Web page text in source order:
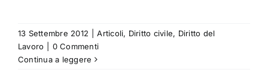
13 Settembre 2012 Articoli, Diritto civile, Diritto del
Lavoro
0 Commenti
Continua a leggere